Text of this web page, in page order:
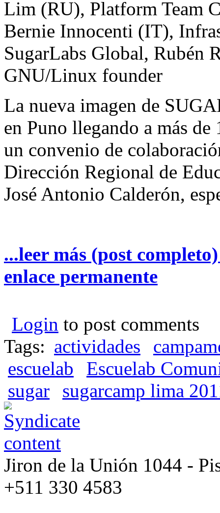
Lim (RU), Platform Team
Bernie Innocenti (IT),
SugarLabs Global, Rubén
GNU/Linux founder
La nueva imagen de
en Puno llegando a más de
un convenio de
Dirección Regional de
José Antonio Calderón,
...leer más (post
enlace permanente
Login to post comments
Tags: actividades
escuelab
Escuelab
sugar
sugarcamp lima
Jiron de la Unión 1044 -
+511 330 4583